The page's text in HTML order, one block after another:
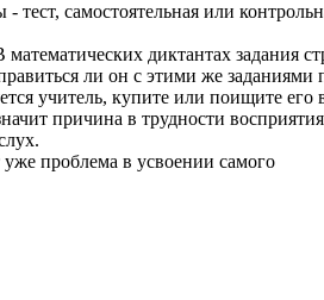
самостоятельная или
диктантах задания
ли он с этими же заданиями
учитель, купите или поищите его
причина в трудности
проблема в усвоении самого